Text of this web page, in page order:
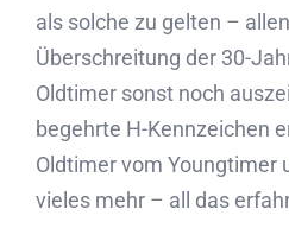
als solche zu gelten –
Überschreitung der 30-
Oldtimer sonst noch
begehrte H-Kennzeichen
Oldtimer vom Youngtimer
vieles mehr – all das